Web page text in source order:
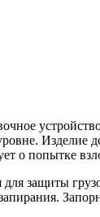
Изделие
о попытке
для защиты